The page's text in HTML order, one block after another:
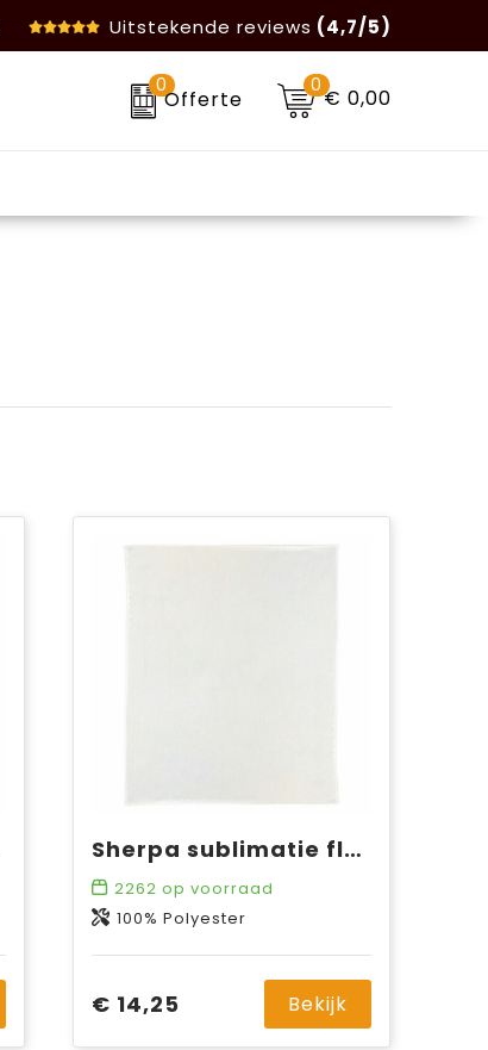
Uitstekende reviews (4,7/5)
0
Offerte
0€ 0,00
Sherpa sublimatie fleeceplaid 150x120 cm, 450 gr/m²
2262 op voorraad
100% Polyester
€ 14,25 Bekijk